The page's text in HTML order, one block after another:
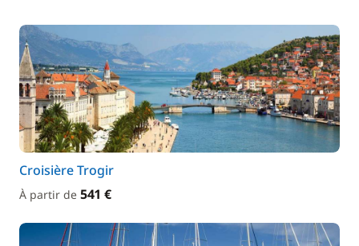
Croisière Trogir
À partir de 541 €